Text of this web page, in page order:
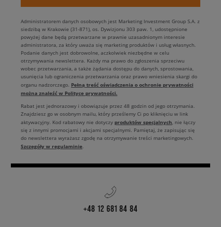
Administratorem danych osobowych jest Marketing Investment Group S.A. z
siedzibą w Krakowie (31-871), os. Dywizjonu 303 paw. 1, udostępnione
powyżej dane będą przetwarzane w prawnie uzasadnionym interesie
administratora, za który uważa się marketing produktów i usług własnych.
Podanie danych jest dobrowolne, aczkolwiek niezbędne w celu
otrzymywania newslettera. Każdy ma prawo do zgłoszenia sprzeciwu
wobec przetwarzania, a także żądania dostępu do danych, sprostowania,
usunięcia lub ograniczenia przetwarzania oraz prawo wniesienia skargi do
organu nadzorczego. Pełną treść oświadczenia o ochronie prywatności
można znaleźć w Polityce prywatności.
Rabat jest jednorazowy i obowiązuje przez 48 godzin od jego otrzymania.
Znajdziesz go w osobnym mailu, który prześlemy Ci po kliknięciu w link
aktywacyjny. Kod rabatowy nie dotyczy produktów specjalnych, nie łączy
się z innymi promocjami i akcjami specjalnymi. Pamiętaj, że zapisując się
do newslettera wyrażasz zgodę na otrzymywanie treści marketingowych.
Szczegóły w regulaminie.
+48 12 681 84 84